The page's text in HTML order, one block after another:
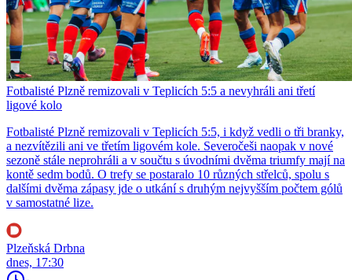
Fotbalisté Plzně remizovali v Teplicích 5:5 a nevyhráli ani třetí
ligové kolo
Fotbalisté Plzně remizovali v Teplicích 5:5, i když vedli o tři branky,
a nezvítězili ani ve třetím ligovém kole. Severočeši naopak v nové
sezoně stále neprohráli a v součtu s úvodními dvěma triumfy mají na
kontě sedm bodů. O trefy se postaralo 10 různých střelců, spolu s
dalšími dvěma zápasy jde o utkání s druhým nejvyšším počtem gólů
v samostatné lize.
Plzeňská Drbna
dnes, 17:30